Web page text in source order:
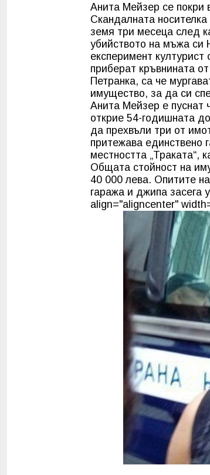
Анита Мейзер се покри
Скандалната
земя три месеца след
убийството на мъжа си
експеримент
приберат кръвнината
Петранка, са че
имущество, за да си
Анита Мейзер е пуснат
открие 54-годишната
да прехвъли три от
притежава единствено
местността „Траката“,
Общата стойност на
40 000 лева. Опитите
гаража и джипа засега
align="aligncenter"